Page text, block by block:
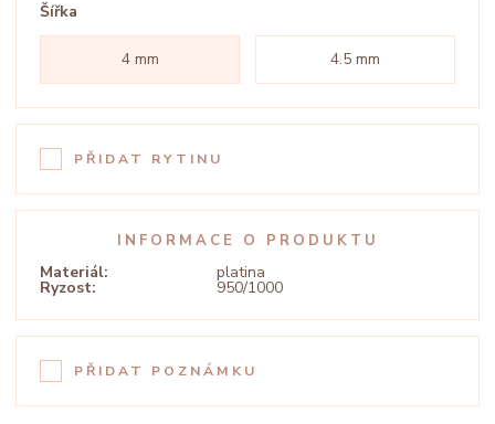
Šířka
4 mm 4.5 mm
PŘIDAT RYTINU
INFORMACE O PRODUKTU
Materiál: platina
Ryzost: 950/1000
PŘIDAT POZNÁMKU